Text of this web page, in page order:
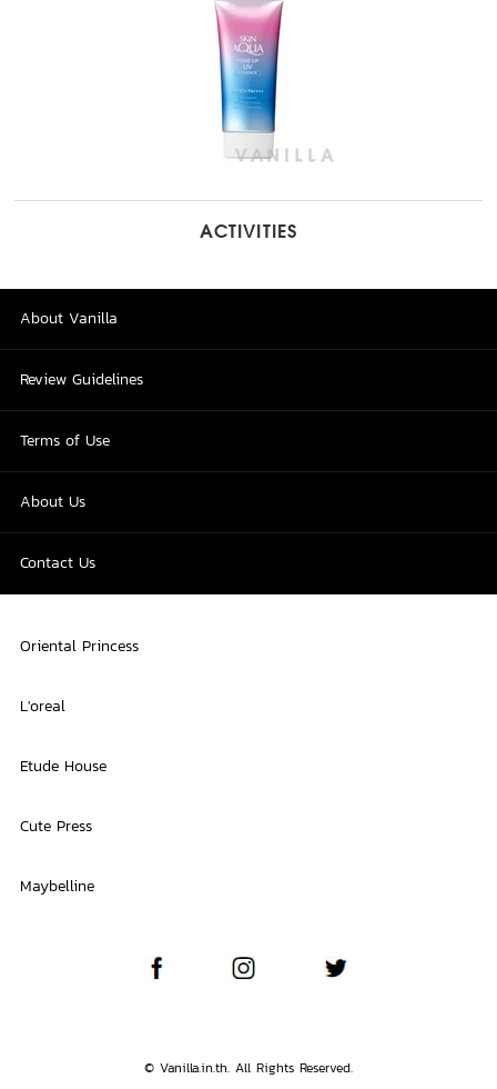
ACTIVITIES
About Vanilla
Review Guidelines
Terms of Use
About Us
Contact Us
Oriental Princess
L'oreal
Etude House
Cute Press
Maybelline
© Vanilla.in.th. All Rights Reserved.